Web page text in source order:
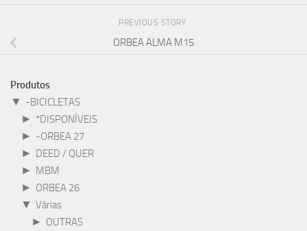
PREVIOUS STORY
ORBEA ALMA M15
Produtos
▼ -BICICLETAS
► *DISPONÍVEIS
► -ORBEA 27
► DEED / QUER
► MBM
► ORBEA 26
▼ Várias
► OUTRAS